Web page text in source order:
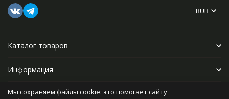
RUB
Каталог товаров
Информация
Прочее
Мы сохраняем файлы cookie: это помогает сайту